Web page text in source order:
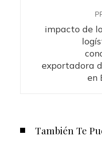
impacto de
exportadora
en
También Te